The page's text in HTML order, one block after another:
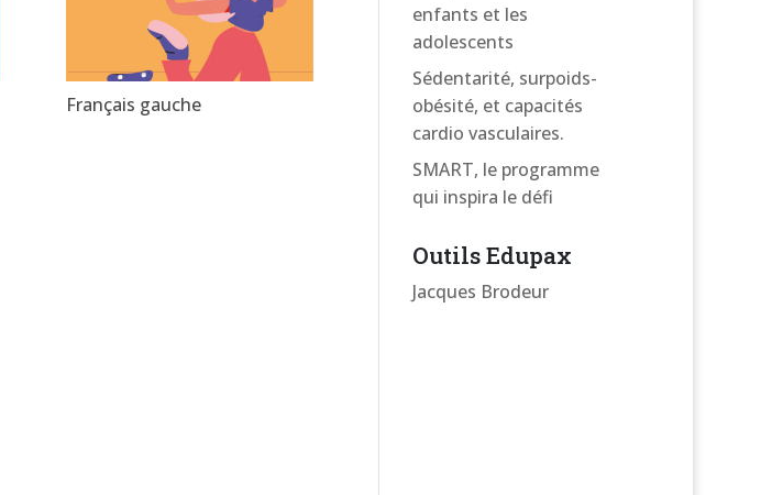
Français gauche
enfants et les
adolescents
Sédentarité, surpoids-
obésité, et capacités
cardio vasculaires.
SMART, le programme
qui inspira le défi
Outils Edupax
Jacques Brodeur